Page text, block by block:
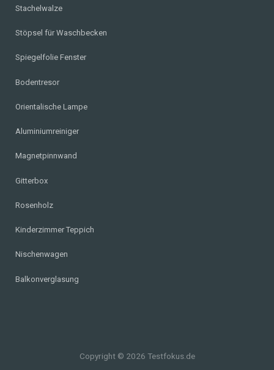
Stachelwalze
Stöpsel für Waschbecken
Spiegelfolie Fenster
Bodentresor
Orientalische Lampe
Aluminiumreiniger
Magnetpinnwand
Gitterbox
Rosenholz
Kinderzimmer Teppich
Nischenwagen
Balkonverglasung
Copyright © 2026 Testfokus.de